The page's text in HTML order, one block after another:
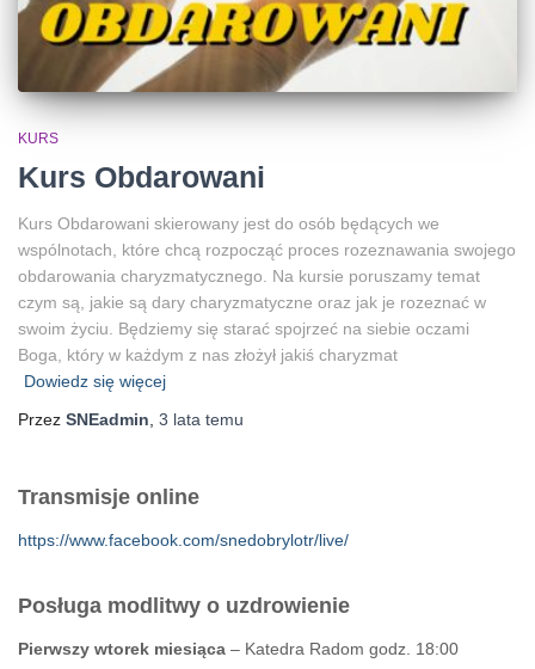
KURS
Kurs Obdarowani
Kurs Obdarowani skierowany jest do osób będących we
wspólnotach, które chcą rozpocząć proces rozeznawania swojego
obdarowania charyzmatycznego. Na kursie poruszamy temat
czym są, jakie są dary charyzmatyczne oraz jak je rozeznać w
swoim życiu. Będziemy się starać spojrzeć na siebie oczami
Boga, który w każdym z nas złożył jakiś charyzmat
Dowiedz się więcej
Przez SNEadmin 3 lata temu
Transmisje online
https://www.facebook.com/snedobrylotr/live/
Posługa modlitwy o uzdrowienie
Pierwszy wtorek miesiąca – Katedra Radom godz. 18:00